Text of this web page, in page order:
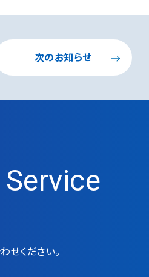
次のお知らせ
せください。